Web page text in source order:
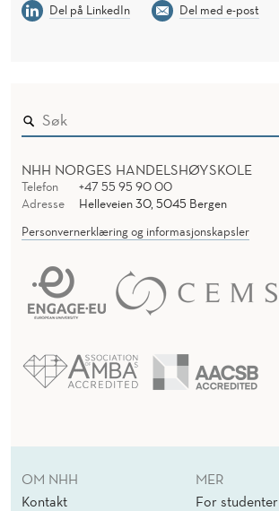
Del på LinkedIn
Del med e-post
NHH NORGES HANDELSHØYSKOLE
Telefon
+47 55 95 90 00
Adresse
Helleveien 30, 5045 Bergen
Personvernerklæring og informasjonskapsler
OM NHH
Kontakt
MER
For studenter